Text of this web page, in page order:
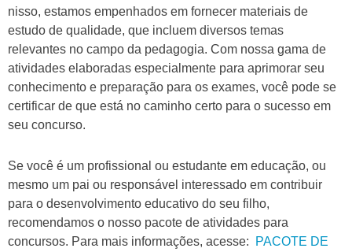
nisso, estamos empenhados em fornecer materiais de
estudo de qualidade, que incluem diversos temas
relevantes no campo da pedagogia. Com nossa gama de
atividades elaboradas especialmente para aprimorar seu
conhecimento e preparação para os exames, você pode se
certificar de que está no caminho certo para o sucesso em
seu concurso.
Se você é um profissional ou estudante em educação, ou
mesmo um pai ou responsável interessado em contribuir
para o desenvolvimento educativo do seu filho,
recomendamos o nosso pacote de atividades para
concursos. Para mais informações, acesse:
PACOTE DE